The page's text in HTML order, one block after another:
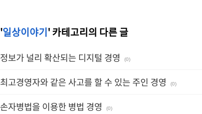
'일상이야기' 카테고리의 다른 글
정보가 널리 확산되는 디지털 경영 (0)
최고경영자와 같은 사고를 할 수 있는 주인 경영 (0)
손자병법을 이용한 병법 경영 (0)